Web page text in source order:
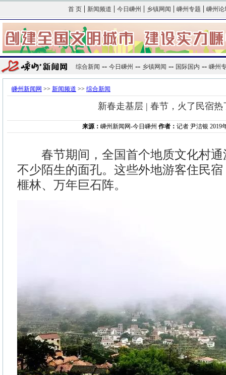
首 页 | 新闻频道 | 今日嵊州 | 乡镇网闻 | 嵊州专题 | 嵊州论
综合新闻 -- 今日嵊州 -- 乡镇网闻 -- 国际国内 -- 嵊州
嵊州新闻网 >> 新闻频道 >> 综合新闻
新春走基层 | 春节，火了民宿热
来源： 嵊州新闻网-今日嵊州 作者： 记者 尹洁银 2019
春节期间，全国首个地质文化村通
不少陌生的面孔。这些外地游客住民
榧林、万年巨石阵。